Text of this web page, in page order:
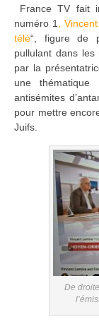
France TV fait
numéro 1
,
télé“, figure de
pullulant dans les
par la
une thématique
antisémites
pour mettre
Juifs.
De